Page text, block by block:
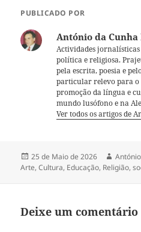
PUBLICADO POR
António da
Actividades
política e religiosa.
pela escrita, poesia e
particular relevo para
promoção da língua e
mundo lusófono e na
Ver todos os artigos de
Publicado
a
25 de Maio de 2026 Autor
Arte,Cultura, Educação, Religião,
Deixe um comentário